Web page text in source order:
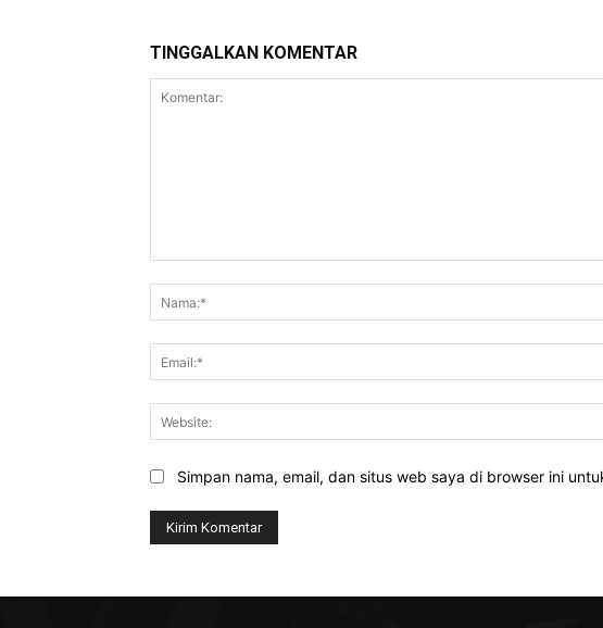
TINGGALKAN KOMENTAR
Simpan nama, email, dan situs web saya di browser ini